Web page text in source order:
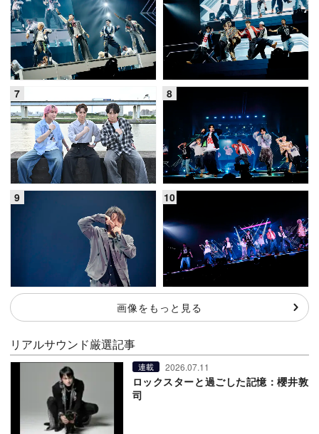
画像をもっと見る
リアルサウンド厳選記事
連載 2026.07.11
ロックスターと過ごした記憶：櫻井敦
司